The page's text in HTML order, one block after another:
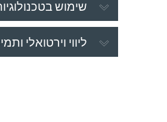
שימוש
ליווי וירטואלי